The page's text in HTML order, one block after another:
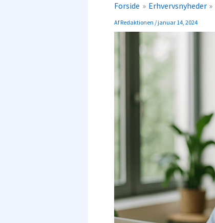
Forside Erhvervsnyheder
AfRedaktionen /januar 14, 2024